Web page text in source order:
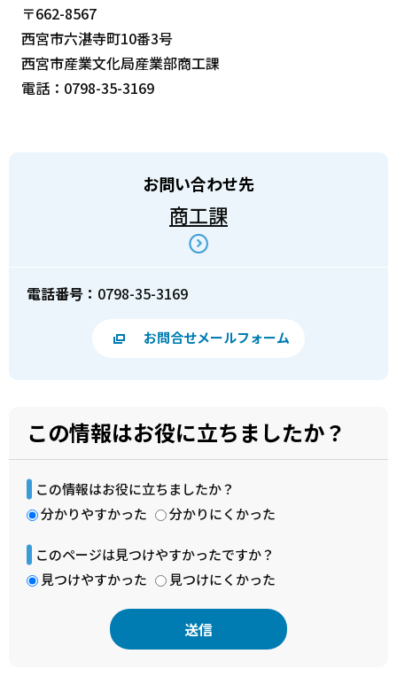
〒662-8567
西宮市六湛寺町10番3号
西宮市産業文化局産業部商工課
電話：0798-35-3169
お問い合わせ先
商工課
電話番号： 0798-35-3169
お問合せメールフォーム
この情報はお役に立ちましたか？
この情報はお役に立ちましたか？
分かりやすかった
分かりにくかった
このページは見つけやすかったですか？
見つけやすかった
見つけにくかった